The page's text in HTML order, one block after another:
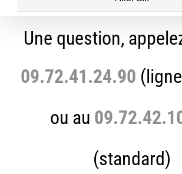
Une question,
09.72.41.24.90
ou au
(standard)